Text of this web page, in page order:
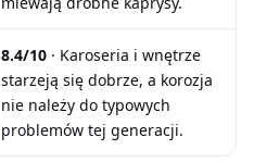
8.4/10 · Karoseria i wnętrze
starzeją się dobrze, a korozja
nie należy do typowych
problemów tej generacji.